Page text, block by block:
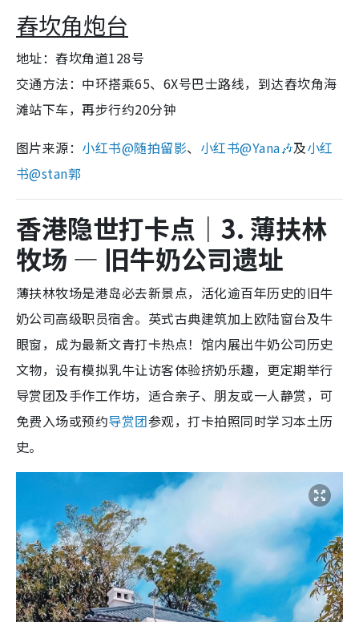
舂坎角炮台
地址：舂坎角道128号
交通方法：中环搭乘65、6X号巴士路线，到达舂坎角海
滩站下车，再步行约20分钟
图片来源： 小红书@随拍留影、 小红书@Yana🎶及小红
书@stan郭
香港隐世打卡点｜3. 薄扶林
牧场 — 旧牛奶公司遗址
薄扶林牧场是港岛必去新景点，活化逾百年历史的旧牛
奶公司高级职员宿舍。英式古典建筑加上欧陆窗台及牛
眼窗，成为最新文青打卡热点！馆内展出牛奶公司历史
文物，设有模拟乳牛让访客体验挤奶乐趣，更定期举行
导赏团及手作工作坊，适合亲子、朋友或一人静赏，可
免费入场或预约导赏团参观，打卡拍照同时学习本土历
史。